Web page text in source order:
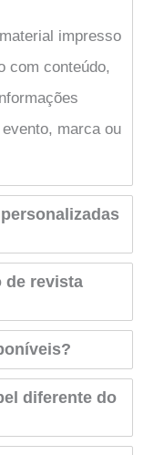
impresso
com conteúdo,
marca ou
de revista
diferente do